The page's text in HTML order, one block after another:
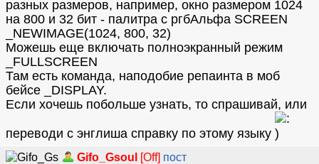
разных размеров, например, окно размером 1024
на 800 и 32 бит - палитра с ргбАльфа SCREEN
_NEWIMAGE(1024, 800, 32)
Можешь еще включать полноэкранный режим
_FULLSCREEN
Там есть команда, наподобие репаинта в моб
бейсе _DISPLAY.
Если хочешь побольше узнать, то спрашивай, или
переводи с энглиша справку по этому языку
Gifo_Gsoul [Off] пост